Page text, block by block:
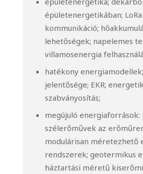
épületenergetikában; LoRa
kommunikáció;
lehetőségek; napelemes
villamosenergia
hatékony energiamodellek;
jelentősége; EKR;
szabványosítás;
megújuló energiaforrások:
szélerőművek az
modulárisan méretezhető
rendszerek; geotermikus
háztartási méretű